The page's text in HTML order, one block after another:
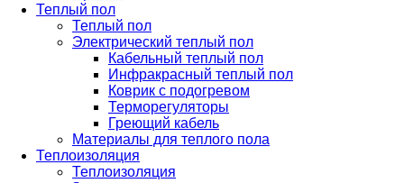
Теплый пол
Теплый пол
Электрический теплый пол
Кабельный теплый пол
Инфракрасный теплый пол
Коврик с подогревом
Терморегуляторы
Греющий кабель
Материалы для теплого пола
Теплоизоляция
Теплоизоляция